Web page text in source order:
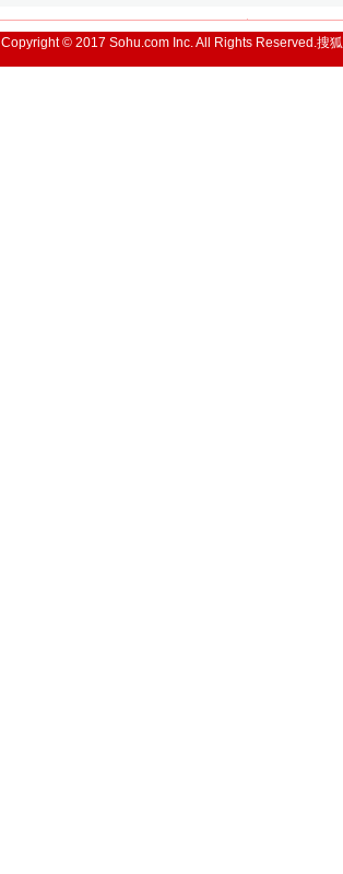
Copyright © 2017 Sohu.com Inc. All Rights Reserved.搜